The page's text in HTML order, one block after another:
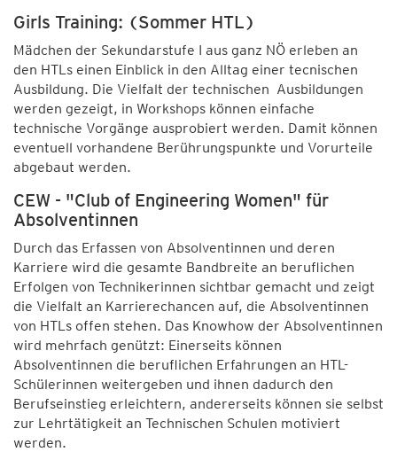
Girls Training: (Sommer HTL)
Mädchen der Sekundarstufe I aus ganz NÖ erleben an
den HTLs einen Einblick in den Alltag einer tecnischen
Ausbildung. Die Vielfalt der technischen Ausbildungen
werden gezeigt, in Workshops können einfache
technische Vorgänge ausprobiert werden. Damit können
eventuell vorhandene Berührungspunkte und Vorurteile
abgebaut werden.
CEW - "Club of Engineering Women" für
Absolventinnen
Durch das Erfassen von Absolventinnen und deren
Karriere wird die gesamte Bandbreite an beruflichen
Erfolgen von Technikerinnen sichtbar gemacht und zeigt
die Vielfalt an Karrierechancen auf, die Absolventinnen
von HTLs offen stehen. Das Knowhow der Absolventinnen
wird mehrfach genützt: Einerseits können
Absolventinnen die beruflichen Erfahrungen an HTL-
Schülerinnen weitergeben und ihnen dadurch den
Berufseinstieg erleichtern, andererseits können sie selbst
zur Lehrtätigkeit an Technischen Schulen motiviert
werden.